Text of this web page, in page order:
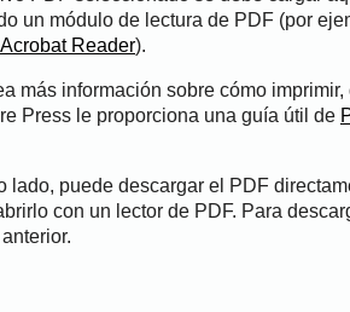
un módulo de lectura de PDF (por
Reader).
más información sobre cómo
Press le proporciona una guía útil de
lado, puede descargar el PDF
con un lector de PDF. Para